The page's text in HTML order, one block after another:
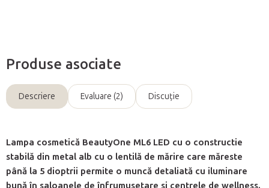
Produse asociate
Descriere Evaluare (2) Discuţie
Lampa cosmetică BeautyOne ML6 LED cu o constructie
stabilă din metal alb cu o lentilă de mărire care măreste
până la 5 dioptrii permite o muncă detaliată cu iluminare
bună în saloanele de înfrumusetare si centrele de wellness.